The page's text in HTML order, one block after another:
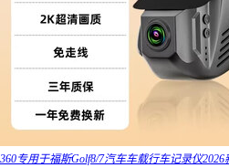
360专用于福斯Golf8/7汽车车载行车记录仪